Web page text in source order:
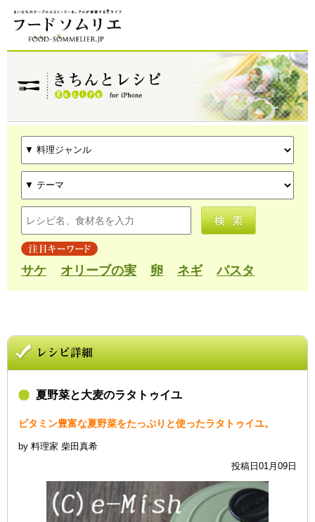
サケ オリーブの実 卵 ネギ パスタ
夏野菜と大麦のラタトゥイユ
ビタミン豊富な夏野菜をたっぷりと使ったラタトゥイユ。
by 料理家 柴田真希
投稿日01月09日